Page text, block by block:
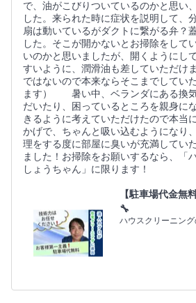
で、油がこびりついているのかと思い
した。来られた時に症状を説明して、
扇は動いているがダクトに繋がる弁？
した。そこが開かないとお掃除をして
いのかと思いましたが、開くようにし
すいように、潤滑油も差していただけ
ではないので本来ならそこまでしてい
ます） 暑い中、ベランダにある換気
だいたり、困っているところを親身に
きるように考えていただけたので本当
かげで、ちゃんと吸い込むようになり
理をする度に部屋に臭いが充満してい
ました！お掃除をお願いするなら、「
しょうちゃん」に限ります！
【駐車場代金無
🔧
ハウスクリーニン